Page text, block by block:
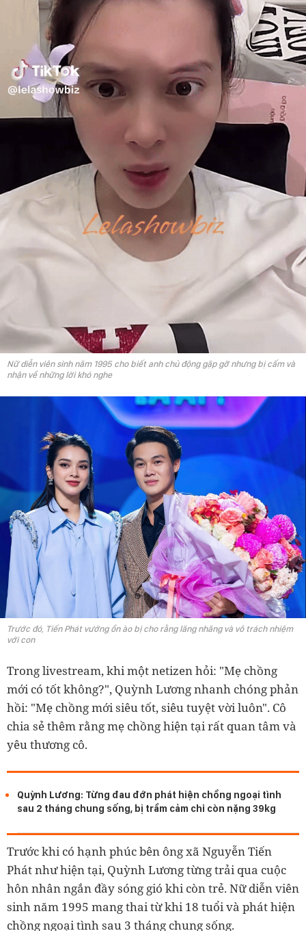
Nữ diễn viên sinh năm 1995 cho biết anh chủ động gặp gỡ nhưng bị cấm và
nhận về những lời khó nghe
Trước đó, Tiến Phát vướng ồn ào bị cho rằng lăng nhăng và vô trách nhiệm
với con
Trong livestream, khi một netizen hỏi: "Mẹ chồng
mới có tốt không?", Quỳnh Lương nhanh chóng phản
hồi: "Mẹ chồng mới siêu tốt, siêu tuyệt vời luôn". Cô
chia sẻ thêm rằng mẹ chồng hiện tại rất quan tâm và
yêu thương cô.
Quỳnh Lương: Từng đau đớn phát hiện chồng ngoại tình
sau 2 tháng chung sống, bị trầm cảm chỉ còn nặng 39kg
Trước khi có hạnh phúc bên ông xã Nguyễn Tiến
Phát như hiện tại, Quỳnh Lương từng trải qua cuộc
hôn nhân ngắn đầy sóng gió khi còn trẻ. Nữ diễn viên
sinh năm 1995 mang thai từ khi 18 tuổi và phát hiện
chồng ngoại tình sau 3 tháng chung sống.